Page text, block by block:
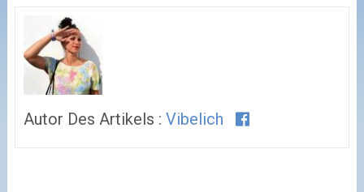
Autor Des Artikels : Vibelich